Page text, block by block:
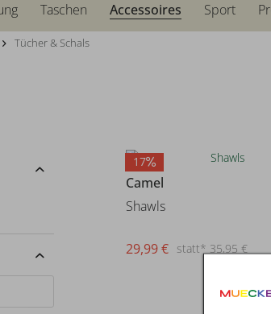
Taschen Accessoires Sport
Tücher & Schals
17
Camel
Shawls
statt* 35,95 €
29,99 €